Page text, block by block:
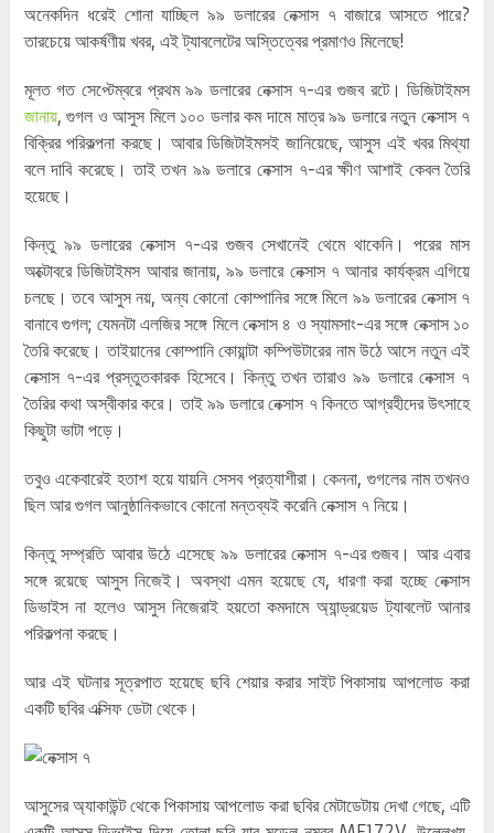
অনেকদিন ধরেই শোনা যাচ্ছিল ৯৯ ডলারের নেক্সাস ৭ বাজারে আসতে পারে?
তারচেয়ে আকর্ষণীয় খবর, এই ট্যাবলেটের অস্তিত্বের প্রমাণও মিলেছে!
মূলত গত সেপ্টেম্বরে প্রথম ৯৯ ডলারের নেক্সাস ৭-এর গুজব রটে। ডিজিটাইমস
জানায়, গুগল ও আসুস মিলে ১০০ ডলার কম দামে মাত্র ৯৯ ডলারে নতুন নেক্সাস ৭
বিক্রির পরিকল্পনা করছে। আবার ডিজিটাইমসই জানিয়েছে, আসুস এই খবর মিথ্যা
বলে দাবি করেছে। তাই তখন ৯৯ ডলারে নেক্সাস ৭-এর ক্ষীণ আশাই কেবল তৈরি
হয়েছে।
কিন্তু ৯৯ ডলারের নেক্সাস ৭-এর গুজব সেখানেই থেমে থাকেনি। পরের মাস
অক্টোবরে ডিজিটাইমস আবার জানায়, ৯৯ ডলারে নেক্সাস ৭ আনার কার্যক্রম এগিয়ে
চলছে। তবে আসুস নয়, অন্য কোনো কোম্পানির সঙ্গে মিলে ৯৯ ডলারের নেক্সাস ৭
বানাবে গুগল; যেমনটা এলজির সঙ্গে মিলে নেক্সাস ৪ ও স্যামসাং-এর সঙ্গে নেক্সাস ১০
তৈরি করেছে। তাইয়ানের কোম্পানি কোয়ান্টা কম্পিউটারের নাম উঠে আসে নতুন এই
নেক্সাস ৭-এর প্রস্তুতকারক হিসেবে। কিন্তু তখন তারাও ৯৯ ডলারে নেক্সাস ৭
তৈরির কথা অস্বীকার করে। তাই ৯৯ ডলারে নেক্সাস ৭ কিনতে আগ্রহীদের উৎসাহে
কিছুটা ভাটা পড়ে।
তবুও একেবারেই হতাশ হয়ে যায়নি সেসব প্রত্যাশীরা। কেননা, গুগলের নাম তখনও
ছিল আর গুগল আনুষ্ঠানিকভাবে কোনো মন্তব্যই করেনি নেক্সাস ৭ নিয়ে।
কিন্তু সম্প্রতি আবার উঠে এসেছে ৯৯ ডলারের নেক্সাস ৭-এর গুজব। আর এবার
সঙ্গে রয়েছে আসুস নিজেই। অবস্থা এমন হয়েছে যে, ধারণা করা হচ্ছে নেক্সাস
ডিভাইস না হলেও আসুস নিজেরাই হয়তো কমদামে অ্যান্ড্রয়েড ট্যাবলেট আনার
পরিকল্পনা করছে।
আর এই ঘটনার সূত্রপাত হয়েছে ছবি শেয়ার করার সাইট পিকাসায় আপলোড করা
একটি ছবির এক্সিফ ডেটা থেকে।
আসুসের অ্যাকাউন্ট থেকে পিকাসায় আপলোড করা ছবির মেটাডেটায় দেখা গেছে, এটি